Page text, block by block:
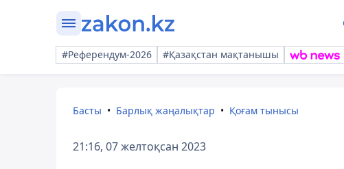
#Референдум-2026 #Қазақстан мақтанышы
Басты Барлық жаңалықтар Қоғам тынысы
21:16, 07 желтоқсан 2023